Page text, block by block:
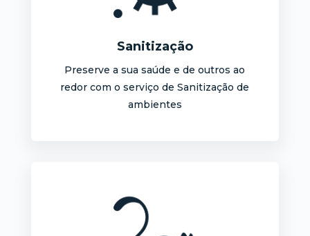
Sanitização
Preserve a sua saúde e de outros ao
redor com o serviço de Sanitização de
ambientes